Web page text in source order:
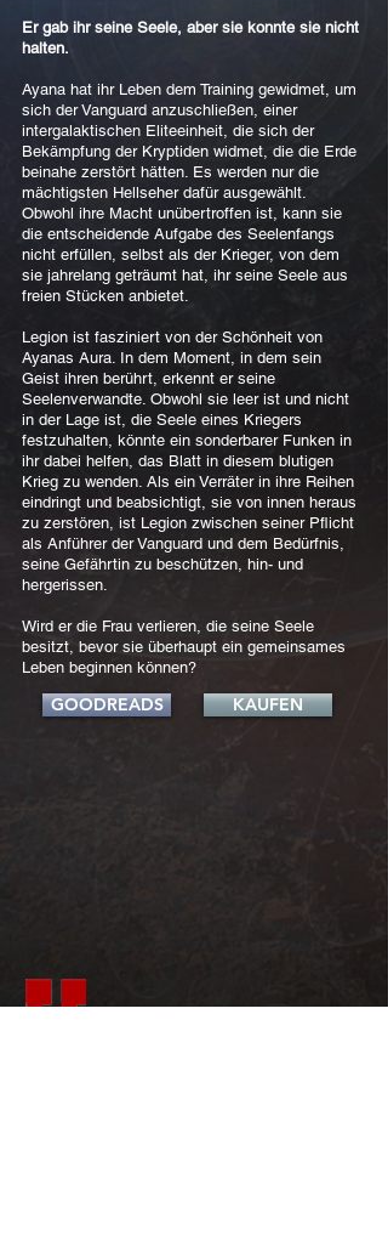
Er gab ihr seine Seele, aber sie konnte sie nicht
halten.
Ayana hat ihr Leben dem Training gewidmet, um
sich der Vanguard anzuschließen, einer
intergalaktischen Eliteeinheit, die sich der
Bekämpfung der Kryptiden widmet, die die Erde
beinahe zerstört hätten. Es werden nur die
mächtigsten Hellseher dafür ausgewählt.
Obwohl ihre Macht unübertroffen ist, kann sie
die entscheidende Aufgabe des Seelenfangs
nicht erfüllen, selbst als der Krieger, von dem
sie jahrelang geträumt hat, ihr seine Seele aus
freien Stücken anbietet.
Legion ist fasziniert von der Schönheit von
Ayanas Aura. In dem Moment, in dem sein
Geist ihren berührt, erkennt er seine
Seelenverwandte. Obwohl sie leer ist und nicht
in der Lage ist, die Seele eines Kriegers
festzuhalten, könnte ein sonderbarer Funken in
ihr dabei helfen, das Blatt in diesem blutigen
Krieg zu wenden. Als ein Verräter in ihre Reihen
eindringt und beabsichtigt, sie von innen heraus
zu zerstören, ist Legion zwischen seiner Pflicht
als Anführer der Vanguard und dem Bedürfnis,
seine Gefährtin zu beschützen, hin- und
hergerissen.
Wird er die Frau verlieren, die seine Seele
besitzt, bevor sie überhaupt ein gemeinsames
Leben beginnen können?
GOODREADS KAUFEN